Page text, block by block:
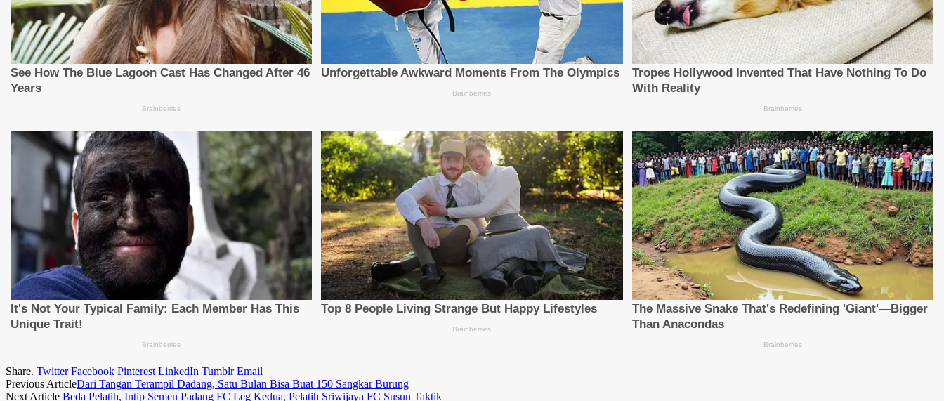
Share. Twitter Facebook Pinterest LinkedIn Tumblr Email
Previous ArticleDari Tangan Terampil Dadang, Satu Bulan Bisa Buat 150 Sangkar Burung
Next Article Beda Pelatih, Intip Semen Padang FC Leg Kedua, Pelatih Sriwijaya FC Susun Taktik